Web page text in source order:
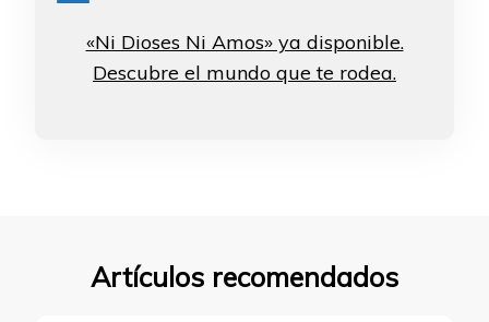
«Ni Dioses Ni Amos» ya disponible.
Descubre el mundo que te rodea.
Artículos recomendados